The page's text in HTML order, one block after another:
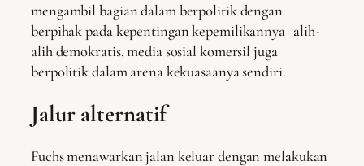
mengambil bagian dalam berpolitik dengan
berpihak pada kepentingan kepemilikannya–alih-
alih demokratis, media sosial komersil juga
berpolitik dalam arena kekuasaanya sendiri.
Jalur alternatif
Fuchs menawarkan jalan keluar dengan melakukan